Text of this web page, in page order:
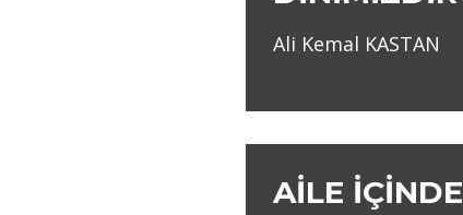
Ali Kemal KASTAN
AİLE İÇİNDE